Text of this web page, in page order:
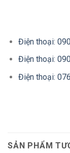
Điện thoại:
Điện thoại:
Điện thoại:
SẢN PHẨM